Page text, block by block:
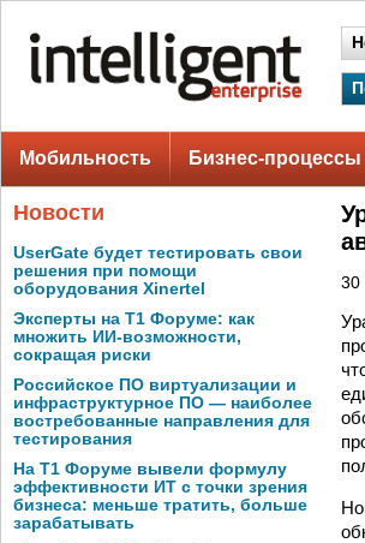
Мобильность Бизнес-процессы
Новости
UserGate будет тестировать свои
решения при помощи
оборудования Xinertel
Эксперты на Т1 Форуме: как
множить ИИ-возможности,
сокращая риски
Российское ПО виртуализации и
инфраструктурное ПО — наиболее
востребованные направления для
тестирования
На Т1 Форуме вывели формулу
эффективности ИТ с точки зрения
бизнеса: меньше тратить, больше
зарабатывать
30